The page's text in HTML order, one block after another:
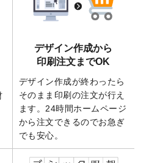
アクリルキーホルダーが作成で
なりました！
始まりのカレンダーデザイン
を公開いたしました。
た。
クリアファイルバッグ が作成で
なりました！
の年賀状デザインテンプレート
しました。
デザイン作成から
印刷注文までOK
デザイン作成が終わったら
そのまま印刷の注文が行え
ます。24時間ホームページ
から注文できるのでお急ぎ
でも安心。